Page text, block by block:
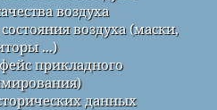
воздуха
воздуха (маски,
...)
прикладного
данных